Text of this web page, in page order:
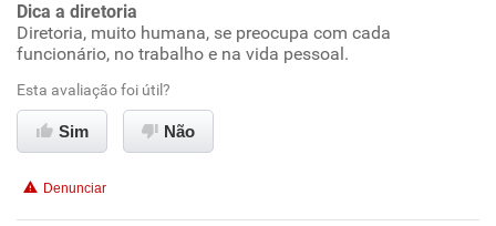
Benefícios
Dica a diretoria
Diretoria, muito humana, se preocupa com cada
funcionário, no trabalho e na vida pessoal.
Esta avaliação foi útil?
Sim Não
Denunciar